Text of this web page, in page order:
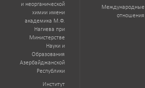
и неорганической
химии имени
академика М.Ф.
Нагиева при
Министерстве
Науки и
Образования
Азербайджанской
Республики
Институт
Международные
отношения